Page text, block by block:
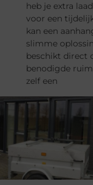
heb je extra
voor een
kan een
slimme
beschikt direct
benodigde
zelf een